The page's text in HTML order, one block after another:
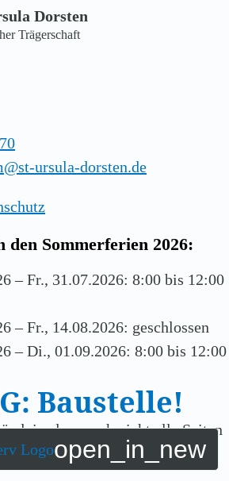
open_in_new
Dorsten
Trägerschaft
ursula-dorsten.de
den Sommerferien 2026:
– Fr., 31.07.2026: 8:00 bis 12:00
– Fr., 14.08.2026: geschlossen
– Di., 01.09.2026: 8:00 bis 12:00
Baustelle!
dass noch nicht alle Seiten
vollständig gefüllt sind!